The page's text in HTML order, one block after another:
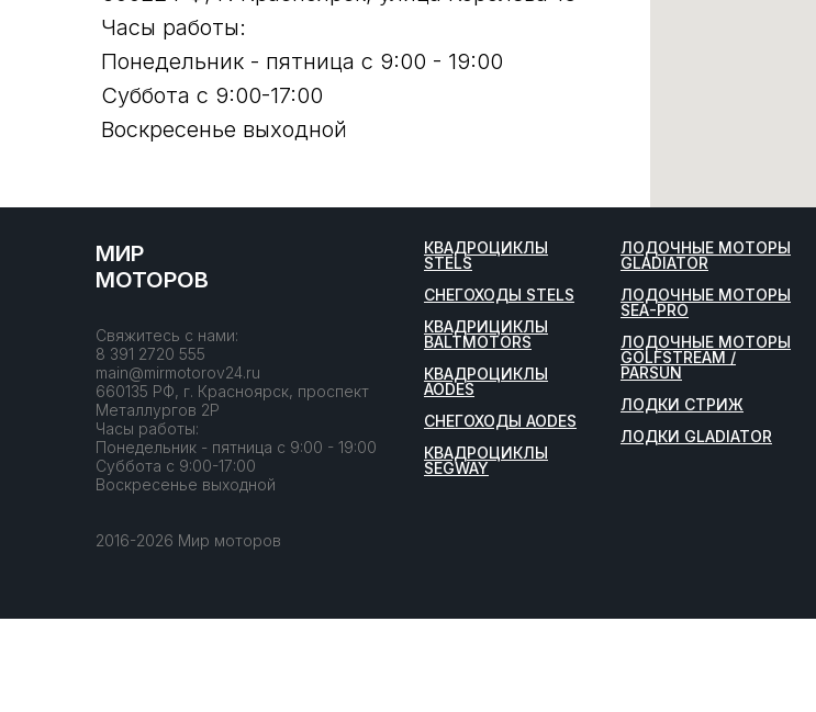
Часы работы:
Понедельник - пятница с 9:00 - 19:00
Суббота с 9:00-17:00
Воскресенье выходной
МИР
МОТОРОВ
Свяжитесь с нами:
8 391 2720 555
main@mirmotorov24.ru
660135 РФ, г. Красноярск, проспект
Металлургов 2Р
Часы работы:
Понедельник - пятница с 9:00 - 19:00
Суббота с 9:00-17:00
Воскресенье выходной
2016-2026 Мир моторов
КВАДРОЦИКЛЫ
STELS
СНЕГОХОДЫ STELS
КВАДРИЦИКЛЫ
BALTMOTORS
КВАДРОЦИКЛЫ
AODES
СНЕГОХОДЫ AODES
КВАДРОЦИКЛЫ
SEGWAY
ЛОДОЧНЫЕ МОТОРЫ
GLADIATOR
ЛОДОЧНЫЕ МОТОРЫ
SEA-PRO
ЛОДОЧНЫЕ МОТОРЫ
GOLFSTREAM /
PARSUN
ЛОДКИ СТРИЖ
ЛОДКИ GLADIATOR